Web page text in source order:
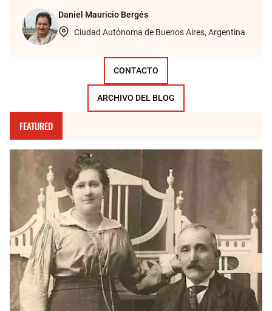
Daniel Mauricio Bergés
Ciudad Autónoma de Buenos Aires, Argentina
CONTACTO
ARCHIVO DEL BLOG
FEATURED